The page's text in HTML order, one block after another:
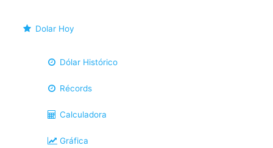
Dolar Hoy
Dólar Histórico
Récords
Calculadora
Gráfica